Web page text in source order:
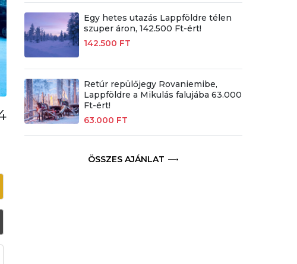
Egy hetes utazás Lappföldre télen
szuper áron, 142.500 Ft-ért!
142.500 FT
Retúr repülőjegy Rovaniemibe,
Lappföldre a Mikulás falujába 63.000
Ft-ért!
63.000 FT
ÖSSZES AJÁNLAT